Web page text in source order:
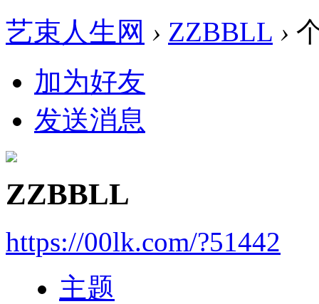
艺束人生网 › ZZBBLL ›
加为好友
发送消息
ZZBBLL
https://00lk.com/?51442
主题